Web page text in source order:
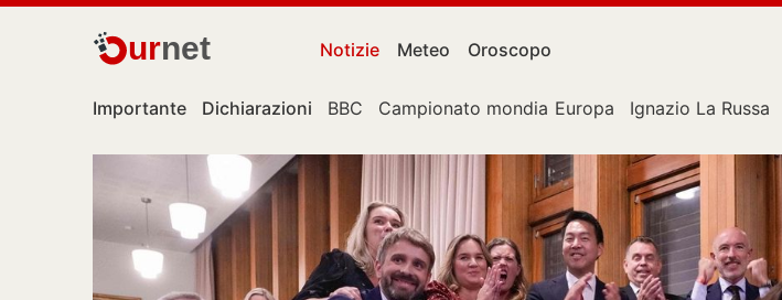
urnet Notizie Meteo Oroscopo
Importante Dichiarazioni BBC Campionato mondialeEuropa Ignazio La Russa